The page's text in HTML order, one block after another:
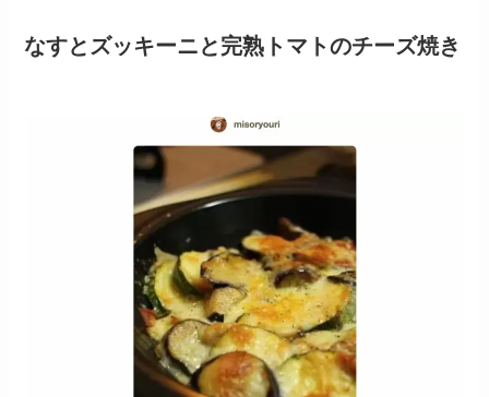
なすとズッキーニと完熟トマトのチーズ焼き